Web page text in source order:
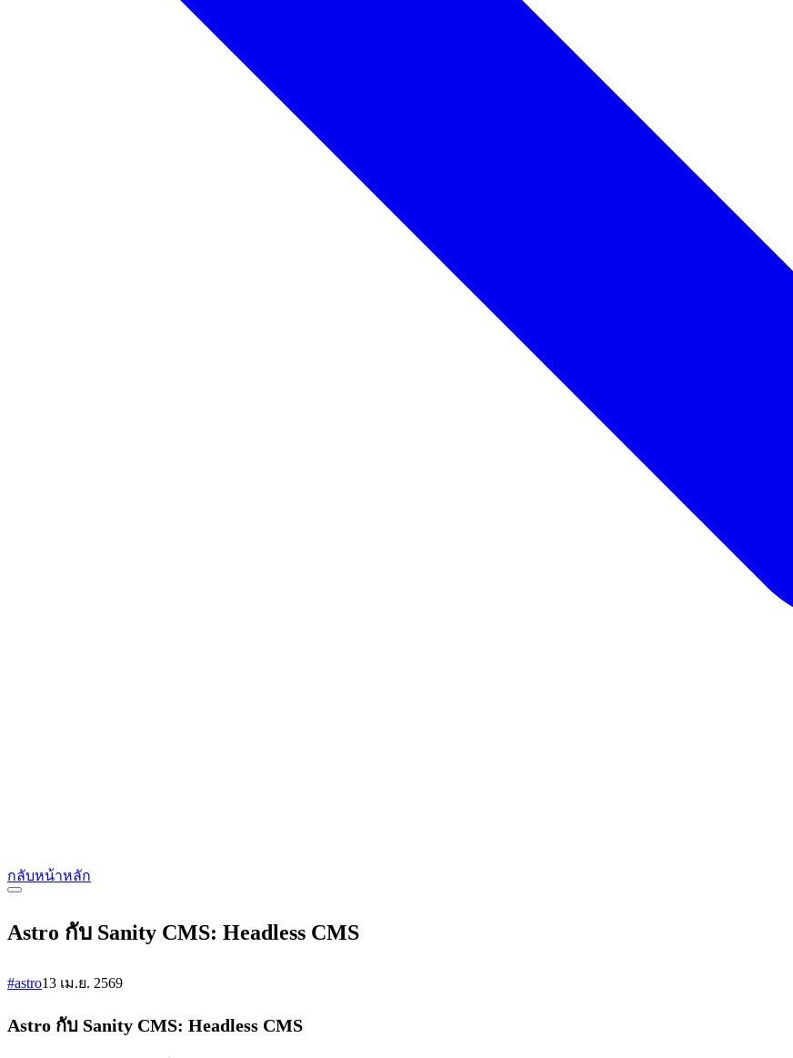
กลับหน้าหลัก
Astro กับ Sanity CMS: Headless CMS
#astro13 เม.ย. 2569
Astro กับ Sanity CMS: Headless CMS